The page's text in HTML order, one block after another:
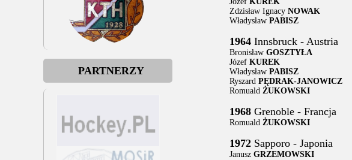
PARTNERZY
Zdzisław Ignacy NOWAK
Władysław PABISZ
1964Innsbruck - Austria
Bronisław GOSZTYŁA
Józef KUREK
Władysław PABISZ
Ryszard PĘDRAK-JANOWICZ
Romuald ŻUKOWSKI
1968Grenoble - Francja
Romuald ŻUKOWSKI
1972Sapporo - Japonia
Janusz GRZEMOWSKI